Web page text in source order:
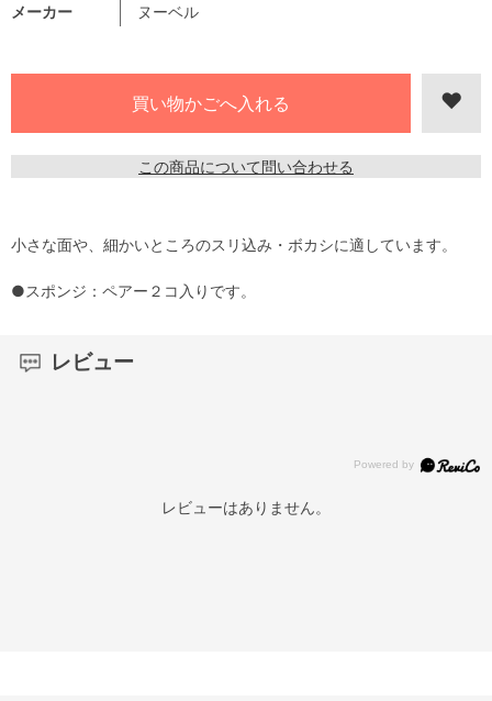
メーカー ヌーベル
この商品について問い合わせる
小さな面や、細かいところのスリ込み・ボカシに適しています。
●スポンジ：ペアー２コ入りです。
レビュー
レビューはありません。